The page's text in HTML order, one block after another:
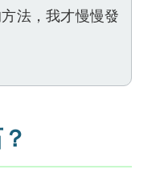
法，我才慢慢發